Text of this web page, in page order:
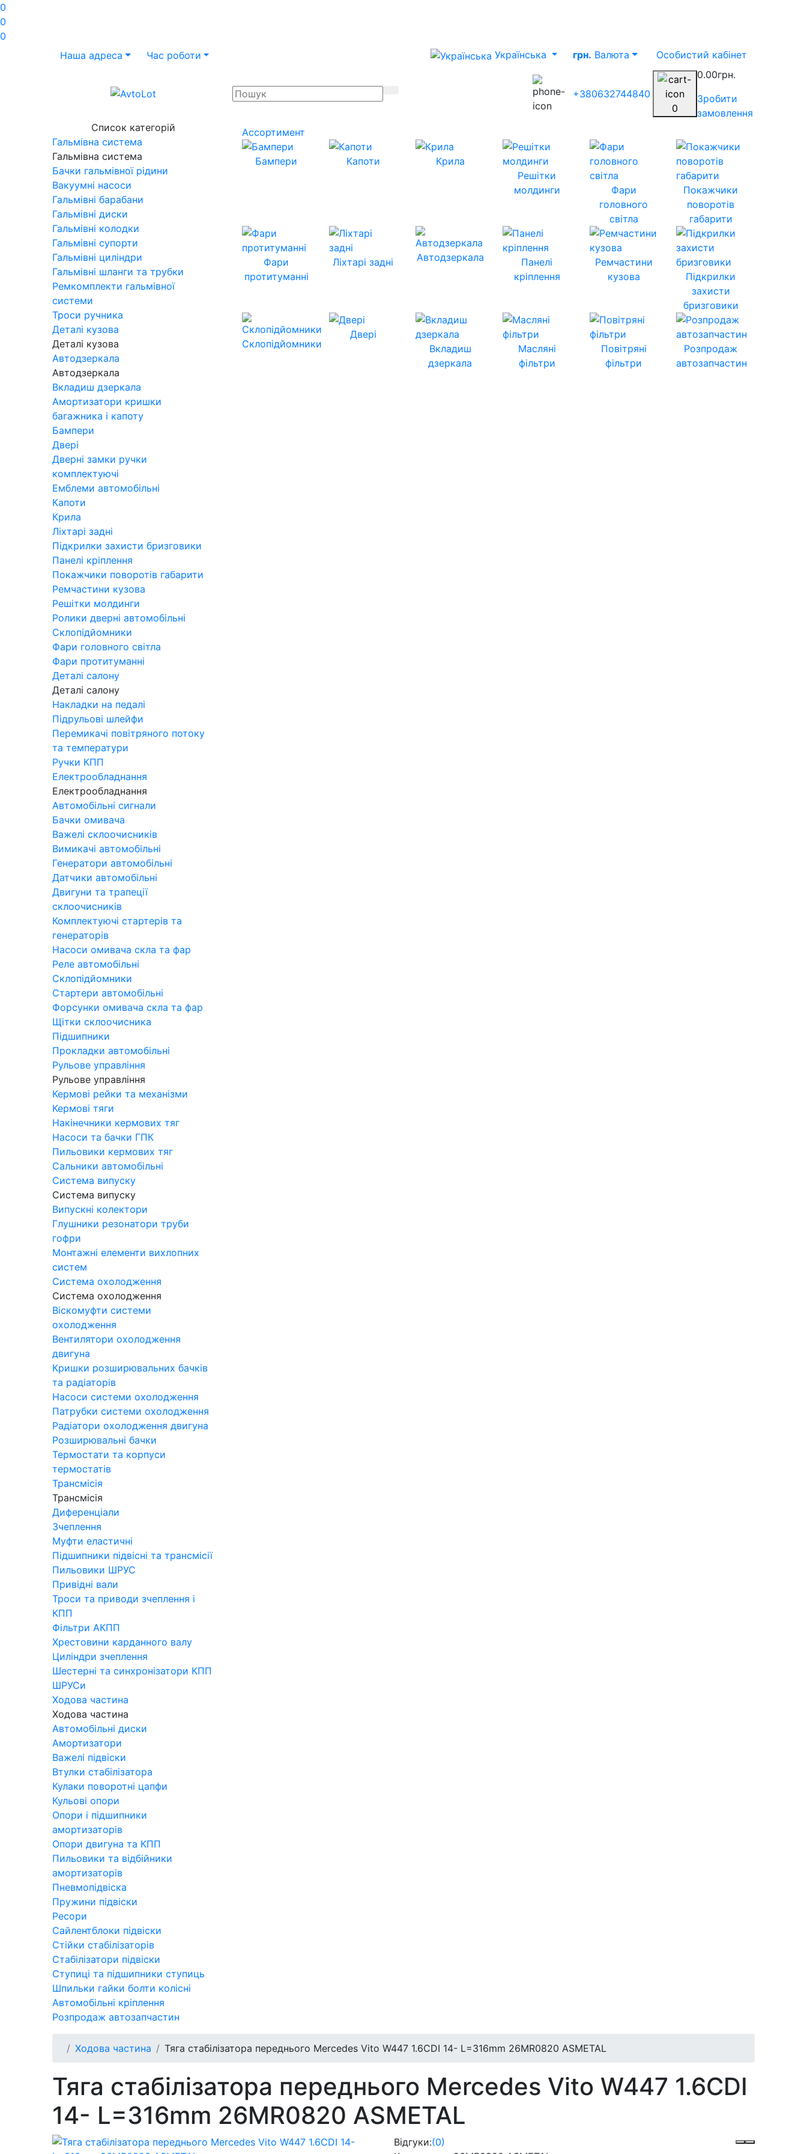
0
0
0
Наша адреса
Час роботи Українська грн. Валюта Особистий кабінет
+380632744840
0
0.00грн.
Зробити
замовлення
Список категорій
Гальмівна система
Гальмівна система
Бачки гальмівної рідини
Вакуумні насоси
Гальмівні барабани
Гальмівні диски
Гальмівні колодки
Гальмівні супорти
Гальмівні циліндри
Гальмівні шланги та трубки
Ремкомплекти гальмівної
системи
Троси ручника
Деталі кузова
Деталі кузова
Автодзеркала
Автодзеркала
Вкладиш дзеркала
Амортизатори кришки
багажника і капоту
Бампери
Двері
Дверні замки ручки
комплектуючі
Емблеми автомобільні
Капоти
Крила
Ліхтарі задні
Підкрилки захисти бризговики
Панелі кріплення
Покажчики поворотів габарити
Ремчастини кузова
Решітки молдинги
Ролики дверні автомобільні
Склопідйомники
Фари головного світла
Фари протитуманні
Деталі салону
Деталі салону
Накладки на педалі
Підрульові шлейфи
Перемикачі повітряного потоку
та температури
Ручки КПП
Електрообладнання
Електрообладнання
Автомобільні сигнали
Бачки омивача
Важелі склоочисників
Вимикачі автомобільні
Генератори автомобільні
Датчики автомобільні
Двигуни та трапеції
склоочисників
Комплектуючі стартерів та
генераторів
Насоси омивача скла та фар
Реле автомобільні
Склопідйомники
Стартери автомобільні
Форсунки омивача скла та фар
Щітки склоочисника
Підшипники
Прокладки автомобільні
Рульове управління
Рульове управління
Кермові рейки та механізми
Кермові тяги
Накінечники кермових тяг
Насоси та бачки ГПК
Пильовики кермових тяг
Сальники автомобільні
Система випуску
Система випуску
Випускні колектори
Глушники резонатори труби
гофри
Монтажні елементи вихлопних
систем
Система охолодження
Система охолодження
Віскомуфти системи
охолодження
Вентилятори охолодження
двигуна
Кришки розширювальних бачків
та радіаторів
Насоси системи охолодження
Патрубки системи охолодження
Радіатори охолодження двигуна
Розширювальні бачки
Термостати та корпуси
термостатів
Трансмісія
Трансмісія
Диференціали
Зчеплення
Муфти еластичні
Підшипники підвісні та трансмісії
Пильовики ШРУС
Привідні вали
Троси та приводи зчеплення і
КПП
Фільтри АКПП
Хрестовини карданного валу
Циліндри зчеплення
Шестерні та синхронізатори КПП
ШРУСи
Ходова частина
Ходова частина
Автомобільні диски
Амортизатори
Важелі підвіски
Втулки стабілізатора
Кулаки поворотні цапфи
Кульові опори
Опори і підшипники
амортизаторів
Опори двигуна та КПП
Пильовики та відбійники
амортизаторів
Пневмопідвіска
Пружини підвіски
Ресори
Сайлентблоки підвіски
Стійки стабілізаторів
Стабілізатори підвіски
Ступиці та підшипники ступиць
Шпильки гайки болти колісні
Автомобільні кріплення
Розпродаж автозапчастин
Ассортимент
Бампери Капоти
Крила
Решітки
молдинги
Фари
головного
світла
Покажчики
поворотів
габарити
Фари
протитуманні
Ліхтарі задні Автодзеркала
Панелі
кріплення
Ремчастини
кузова
Підкрилки
захисти
бризговики
Склопідйомники
Двері
Вкладиш
дзеркала
Масляні
фільтри
Повітряні
фільтри
Розпродаж
автозапчастин
Ходова частина Тяга стабілізатора переднього Mercedes Vito W447 1.6CDI 14- L=316mm 26MR0820 ASMETAL
Тяга стабілізатора переднього Mercedes Vito W447 1.6CDI
14- L=316mm 26MR0820 ASMETAL
Відгуки:(0)